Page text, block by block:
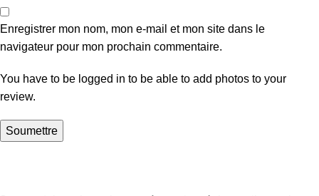
Enregistrer mon nom, mon e-mail et mon site dans le
navigateur pour mon prochain commentaire.
You have to be logged in to be able to add photos to your
review.